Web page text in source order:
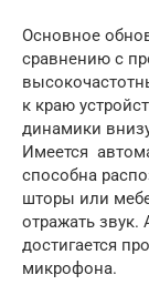
Основное
сравнению с
к краю
динамики
Имеется
способна
шторы или
отражать звук.
достигается
микрофона.